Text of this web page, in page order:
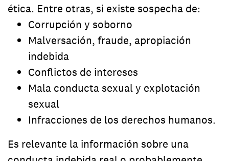
ética. Entre otras, si existe sospecha de:
Corrupción y soborno
Malversación, fraude, apropiación
indebida
Conflictos de intereses
Mala conducta sexual y explotación
sexual
Infracciones de los derechos humanos.
Es relevante la información sobre una